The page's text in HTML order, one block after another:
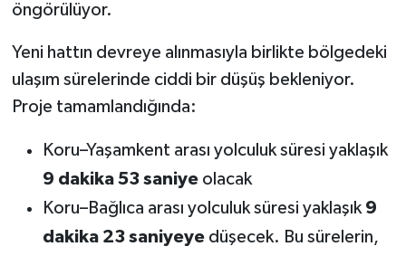
öngörülüyor.
Yeni hattın devreye alınmasıyla birlikte bölgedeki
ulaşım sürelerinde ciddi bir düşüş bekleniyor.
Proje tamamlandığında:
Koru–Yaşamkent arası yolculuk süresi yaklaşık
9 dakika 53 saniyeolacak
Koru–Bağlıca arası yolculuk süresi yaklaşık 9
dakika 23 saniyeyedüşecek. Bu sürelerin,